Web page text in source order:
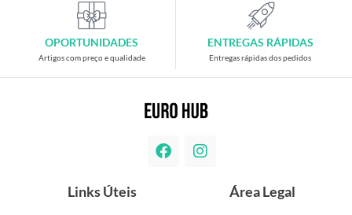
OPORTUNIDADES
Artigos com preço e qualidade
ENTREGAS RÁPIDAS
Entregas rápidas dos pedidos
Links Úteis Área Legal